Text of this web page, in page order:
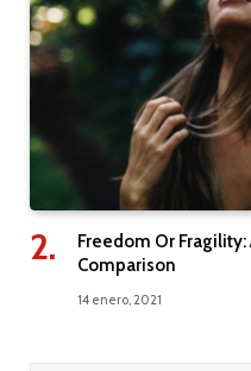
Freedom Or
Comparison
14 enero, 2021